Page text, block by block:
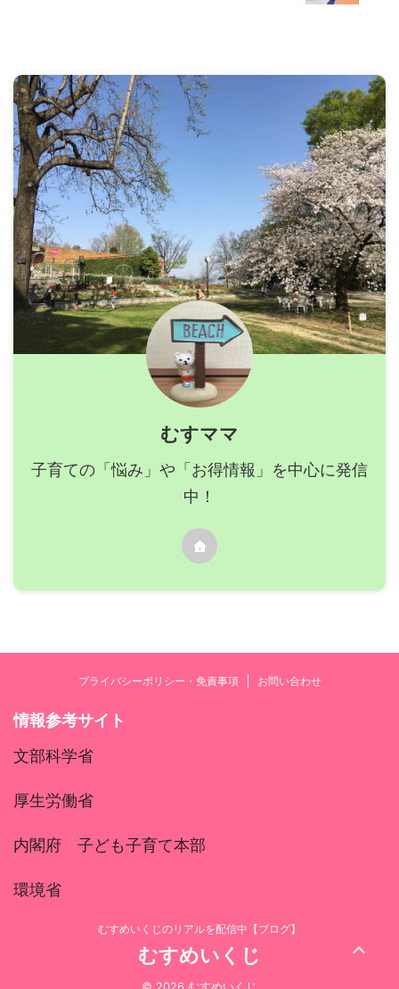
むすママ
子育ての「悩み」や「お得情報」を中心に発信
中！
プライバシーポリシー・免責事項 お問い合わせ
情報参考サイト
文部科学省
厚生労働省
内閣府 子ども子育て本部
環境省
むすめいくじのリアルを配信中【ブログ】
むすめいくじ